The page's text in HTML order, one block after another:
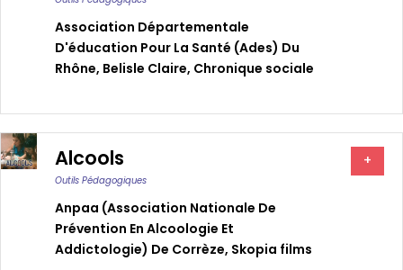
Association Départementale
D'éducation Pour La Santé (ades) Du
Rhône, Belisle Claire, Chronique sociale
Alcools
Outils Pédagogiques
Anpaa (association Nationale De
Prévention En Alcoologie Et
Addictologie) De Corrèze, Skopia films
+